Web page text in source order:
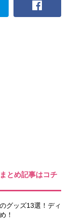
とめ記事はコチ
グッズ13選！ディ
！